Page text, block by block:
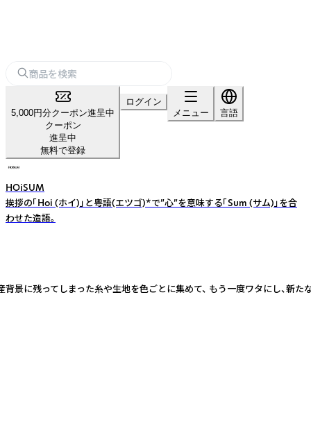
5,000円分クーポン進呈中
クーポン
進呈中
無料で登録
ログイン
メニュー
言語
HOiSUM
挨拶の「Hoi (ホイ)」と粤語(エツゴ)*で”心”を意味する「Sum (サム)」を合
わせた造語。
残ってしまった糸や生地を色ごとに集めて、 もう一度ワタにし